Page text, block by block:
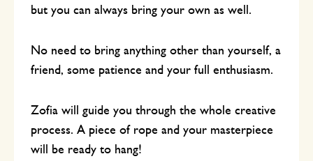
but you can always bring your own as well.
No need to bring anything other than yourself, a
friend, some patience and your full enthusiasm.
Zofia will guide you through the whole creative
process. A piece of rope and your masterpiece
will be ready to hang!